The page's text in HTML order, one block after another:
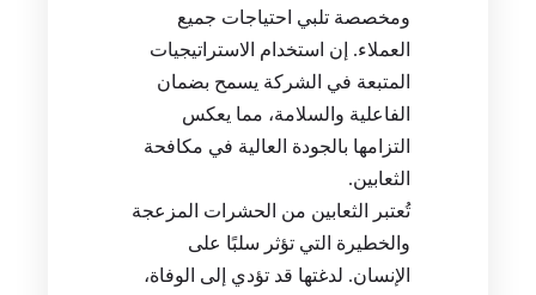
ومخصصة تلبي احتياجات جميع
العملاء. إن استخدام الاستراتيجيات
المتبعة في الشركة يسمح بضمان
الفاعلية والسلامة، مما يعكس
التزامها بالجودة العالية في مكافحة
الثعابين.
تُعتبر الثعابين من الحشرات المزعجة
والخطيرة التي تؤثر سلبًا على
الإنسان. لدغتها قد تؤدي إلى الوفاة،